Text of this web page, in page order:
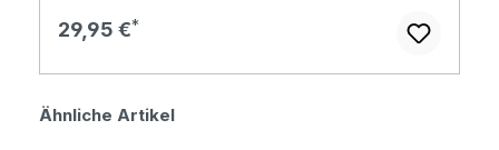
Regulärer Preis:
29,95 €
Produktgalerie überspringen
Ähnliche Artikel